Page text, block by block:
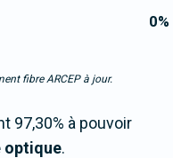
0%
fibre ARCEP à jour.
97,30% à pouvoir
optique.